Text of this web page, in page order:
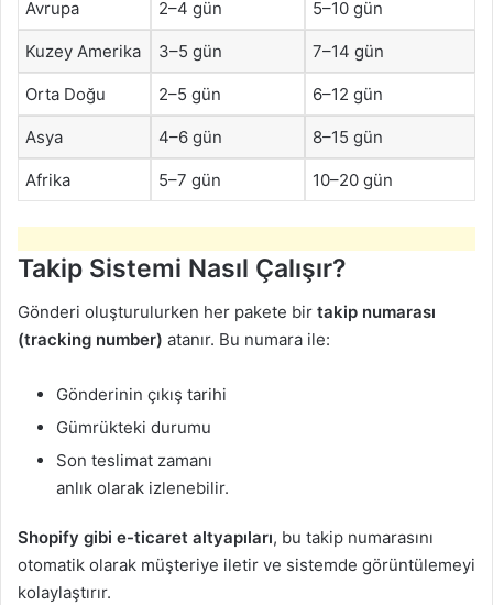
Avrupa 2–4 gün 5–10 gün
Kuzey Amerika 3–5 gün 7–14 gün
Orta Doğu 2–5 gün 6–12 gün
Asya 4–6 gün 8–15 gün
Afrika 5–7 gün 10–20 gün
Takip Sistemi Nasıl Çalışır?
Gönderi oluşturulurken her pakete bir takip numarası
(tracking number) atanır. Bu numara ile:
Gönderinin çıkış tarihi
Gümrükteki durumu
Son teslimat zamanı
anlık olarak izlenebilir.
Shopify gibi e-ticaret altyapıları, bu takip numarasını
otomatik olarak müşteriye iletir ve sistemde görüntülemeyi
kolaylaştırır.